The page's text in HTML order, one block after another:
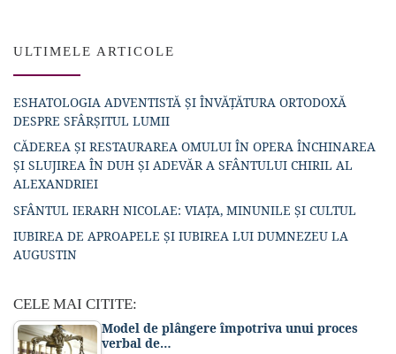
ULTIMELE ARTICOLE
ESHATOLOGIA ADVENTISTĂ ȘI ÎNVĂȚĂTURA ORTODOXĂ
DESPRE SFÂRȘITUL LUMII
CĂDEREA ȘI RESTAURAREA OMULUI ÎN OPERA ÎNCHINAREA
ȘI SLUJIREA ÎN DUH ȘI ADEVĂR A SFÂNTULUI CHIRIL AL
ALEXANDRIEI
SFÂNTUL IERARH NICOLAE: VIAȚA, MINUNILE ȘI CULTUL
IUBIREA DE APROAPELE ȘI IUBIREA LUI DUMNEZEU LA
AUGUSTIN
CELE MAI CITITE:
Model de plângere împotriva unui proces
verbal de…